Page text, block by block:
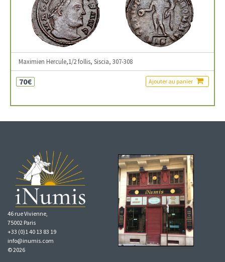
Maximien Hercule,1/2 follis, Siscia, 307-308
70€ Ajouter au panier
46 rue Vivienne,
75002 Paris
+33 (0)1 40 13 83 19
info@inumis.com
© 2026